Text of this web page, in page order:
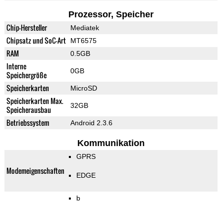
Prozessor, Speicher
Chip-Hersteller Mediatek
Chipsatz und SoC-Art MT6575
RAM 0.5GB
Interne
Speichergröße
0GB
Speicherkarten MicroSD
Speicherkarten Max.
Speicherausbau
32GB
Betriebssystem Android 2.3.6
Kommunikation
Modemeigenschaften
GPRS
EDGE
b